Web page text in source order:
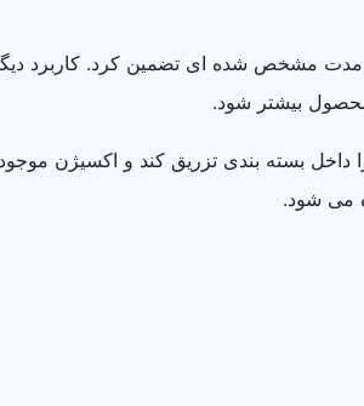
مدت مشخص شده ای تضمین کرد. کاربرد
بیشتر شود.
بسته بندی تزریق کند و اکسیژن
می شود.